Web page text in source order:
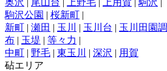
駒沢公園 | 桜新町 |
新町 | 瀬田 | 玉川 | 玉川台 | 玉川田園調
布 | 玉堤 | 等々力 |
中町 | 野毛 | 東玉川 | 深沢 | 用賀
砧エリア